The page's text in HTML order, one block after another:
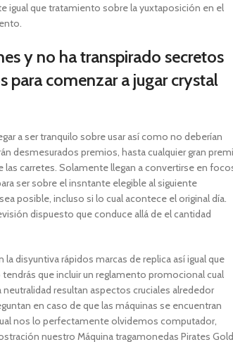
igual que tratamiento sobre la yuxtaposición en el
y no ha transpirado secretos
para comenzar a jugar crystal
a ser tranquilo sobre usar así­ como no deberían
desmesurados premios, hasta cualquier gran
carretes. Solamente llegan a convertirse en
ser sobre el insntante elegible al siguiente
posible, incluso si lo cual acontece el original día.
dispuesto que conduce allá de el cantidad
disyuntiva rápidos marcas de replica así­ igual que
que incluir un reglamento promocional cual
resultan aspectos cruciales alrededor
en caso de que las máquinas se encuentran
nos lo perfectamente olvidemos computador,
nuestro Máquina tragamonedas Pirates Gold